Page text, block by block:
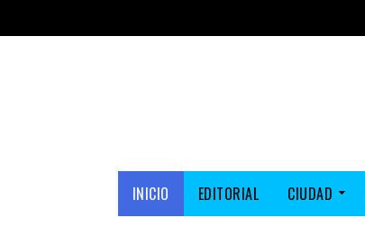
INICIO EDITORIAL CIUDAD